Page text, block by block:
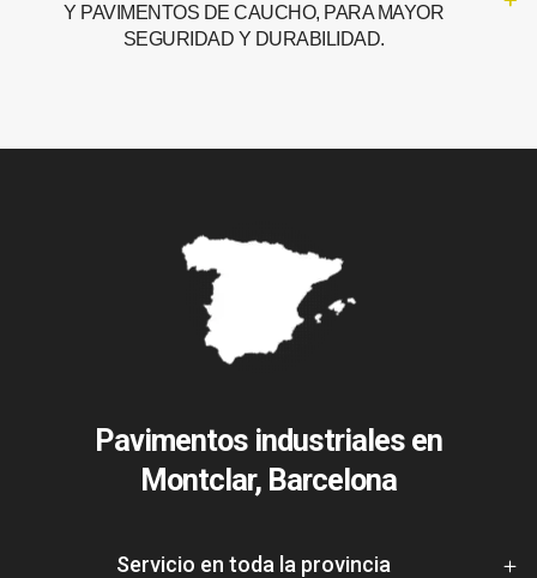
Y PAVIMENTOS DE CAUCHO, PARA MAYOR
SEGURIDAD Y DURABILIDAD.
Pavimentos industriales en
Montclar, Barcelona
Servicio en toda la provincia